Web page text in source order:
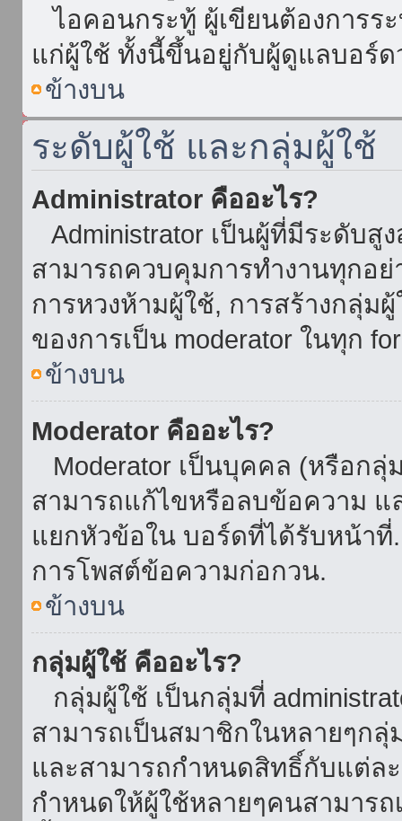
ไอคอนกระทู้ ผู้เขียนต้องการร
แก่ผู้ใช้ ทั้งนี้ขึ้นอยู่กับผู้ดูแลบอร์
ข้างบน
ระดับผู้ใช้ และกลุ่มผู้ใช้
Administrator คืออะไร?
Administrator เป็นผู้ที่มีระดับ
สามารถควบคุมการทำงานทุกอ
การหวงห้ามผู้ใช้, การสร้างกลุ่ม
ของการเป็น moderator ในทุก
ข้างบน
Moderator คืออะไร?
Moderator เป็นบุคคล (หรือก
สามารถแก้ไขหรือลบข้อความ แ
แยกหัวข้อใน บอร์ดที่ได้รับหน้าที่
การโพสต์ข้อความก่อกวน.
ข้างบน
กลุ่มผู้ใช้ คืออะไร?
กลุ่มผู้ใช้ เป็นกลุ่มที่
สามารถเป็นสมาชิกในหลายๆก
และสามารถกำหนดสิทธิ์กับแต่ล
กำหนดให้ผู้ใช้หลายๆคนสามารถ